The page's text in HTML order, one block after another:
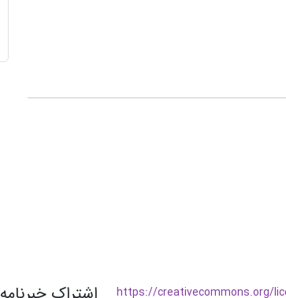
https://creativecommons.org/